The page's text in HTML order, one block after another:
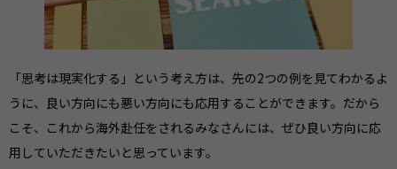
「思考は現実化する」という考え方は、先の2つの例を見てわかるよ
うに、良い方向にも悪い方向にも応用することができます。だから
こそ、これから海外赴任をされるみなさんには、ぜひ良い方向に応
用していただきたいと思っています。